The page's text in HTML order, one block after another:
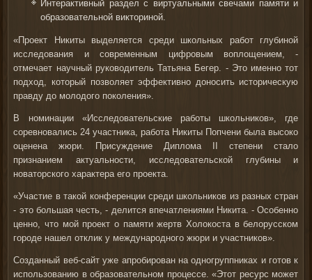
Интерактивный раздел с виртуальными свечами памяти и
образовательной викториной.
«Проект Никиты выделяется среди школьных работ глубиной
исследования и современным цифровым воплощением, -
отмечает научный руководитель Татьяна Бегер. - Это именно тот
подход, который позволяет эффективно доносить историческую
правду до молодого поколения».
В номинации «Исследовательские работы школьников», где
соревновались 24 участника, работа Никиты Попчени была высоко
оценена жюри. Присуждение Диплома II степени стало
признанием актуальности, исследовательской глубины и
новаторского характера его проекта.
«Участие в такой конференции среди школьников из разных стран
- это большая честь, - делится впечатлениями Никита. - Особенно
ценно, что мой проект о памяти жертв Холокоста в белорусском
городе нашел отклик у международного жюри и участников».
Созданный веб-сайт уже апробирован на одногруппниках и готов к
использованию в образовательном процессе. «Этот ресурс может